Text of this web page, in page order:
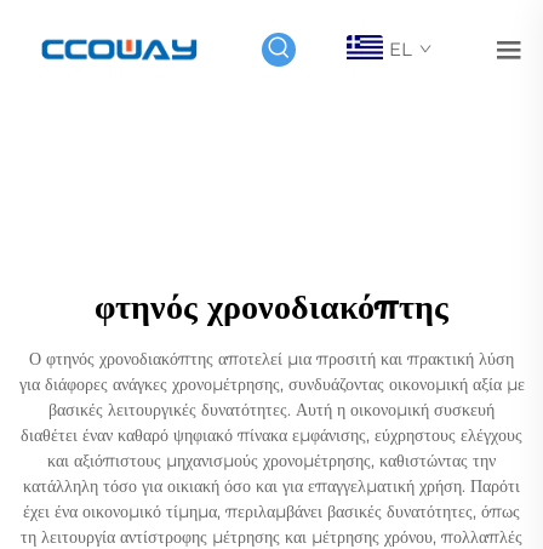
EL
φτηνός χρονοδιακόπτης
Ο φτηνός χρονοδιακόπτης αποτελεί μια προσιτή και πρακτική λύση
για διάφορες ανάγκες χρονομέτρησης, συνδυάζοντας οικονομική αξία με
βασικές λειτουργικές δυνατότητες. Αυτή η οικονομική συσκευή
διαθέτει έναν καθαρό ψηφιακό πίνακα εμφάνισης, εύχρηστους ελέγχους
και αξιόπιστους μηχανισμούς χρονομέτρησης, καθιστώντας την
κατάλληλη τόσο για οικιακή όσο και για επαγγελματική χρήση. Παρότι
έχει ένα οικονομικό τίμημα, περιλαμβάνει βασικές δυνατότητες, όπως
τη λειτουργία αντίστροφης μέτρησης και μέτρησης χρόνου, πολλαπλές